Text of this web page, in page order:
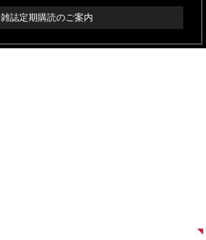
雑誌定期購読のご案内